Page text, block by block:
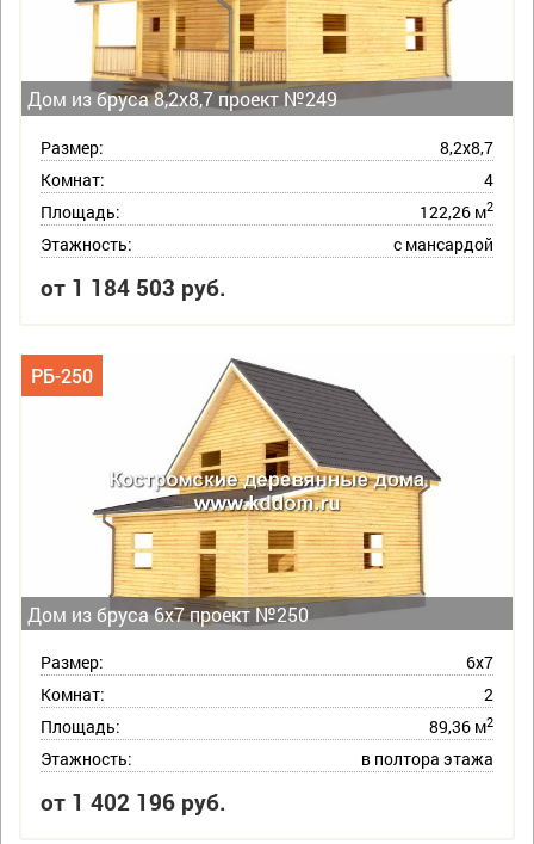
Дом из бруса 8,2х8,7 проект №249
Размер:
8,2х8,7
Комнат:
4
Площадь:
122,26 м2
Этажность: с мансардой
от 1 184 503 руб.
Дом из бруса 6х7 проект №250
РБ-250
Размер:
6х7
Комнат:
2
Площадь:
89,36 м2
Этажность: в полтора этажа
от 1 402 196 руб.